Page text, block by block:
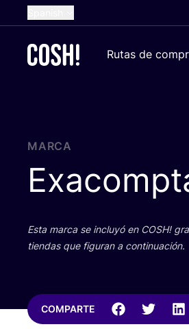
Dutch
Croatian
Rutas de
MARCA
Esta mar­ca se inclu­yó en COSH!
tien­das que figu­ran a continuación.
COMPARTE